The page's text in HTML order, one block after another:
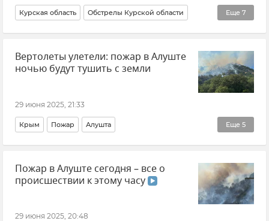
Еще 7
Курская область Обстрелы Курской области
Новости СВО Александр Хинштейн
Беспилотник (БПЛА, дрон) Атаки ВСУ Россия
Вертолеты улетели: пожар в Алуште
ночью будут тушить с земли
29 июня 2025, 21:33
Еще 5
Крым Пожар Алушта
Пожар на горе Кастель под Алуштой Происшествия
Ольга (Шевцова) Славгородская
Минэкологии Крыма Новости Крыма
Пожар в Алуште сегодня – все о
происшествии к этому часу
29 июня 2025, 20:48